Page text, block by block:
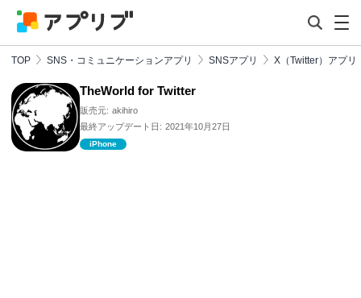
TOP SNS・コミュニケーションアプリ SNSアプリ X（Twitter）アプリ
TheWorld for Twitter
販売元: akihiro
最終アップデート日: 2021年10月27日
iPhone